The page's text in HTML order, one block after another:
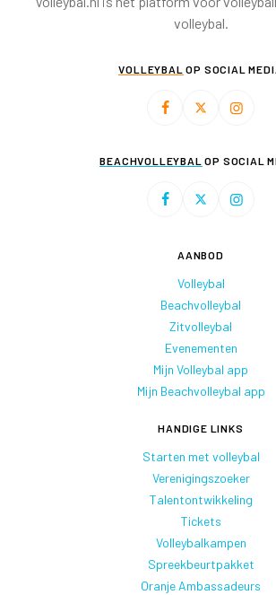
volleybal.
VOLLEYBAL OP SOCIAL
BEACHVOLLEYBAL OP SOCIAL
AANBOD
Volleybal
Beachvolleybal
Zitvolleybal
Evenementen
Mijn Volleybal app
Mijn Beachvolleybal app
HANDIGE LINKS
Starten met volleybal
Verenigingszoeker
Talentontwikkeling
Tickets
Volleybalkampen
Spreekbeurtpakket
Oranje Ambassadeurs